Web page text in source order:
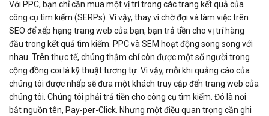
Với PPC, bạn chỉ cần mua một vị trí trong các trang kết quả của
công cụ tìm kiếm (SERPs). Vì vậy, thay vì chờ đợi và làm việc trên
SEO để xếp hạng trang web của bạn, bạn trả tiền cho vị trí hàng
đầu trong kết quả tìm kiếm. PPC và SEM hoạt động song song với
nhau. Trên thực tế, chúng thậm chí còn được một số người trong
cộng đồng coi là kỹ thuật tương tự. Vì vậy, mỗi khi quảng cáo của
chúng tôi được nhấp sẽ đưa một khách truy cập đến trang web của
chúng tôi. Chúng tôi phải trả tiền cho công cụ tìm kiếm. Đó là nơi
bắt nguồn tên, Pay-per-Click. Nhưng một điều quan trọng cần ghi